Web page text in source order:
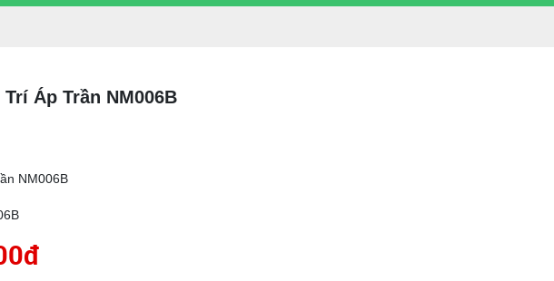
Áp Trần NM006B
NM006B